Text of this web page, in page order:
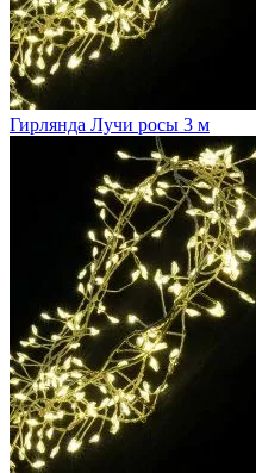
Гирлянда Лучи росы 3 м